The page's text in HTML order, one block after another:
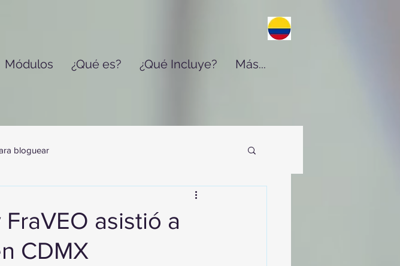
Módulos ¿Qué es? ¿Qué Incluye? Más...
bloguear
asistió a
CDMX